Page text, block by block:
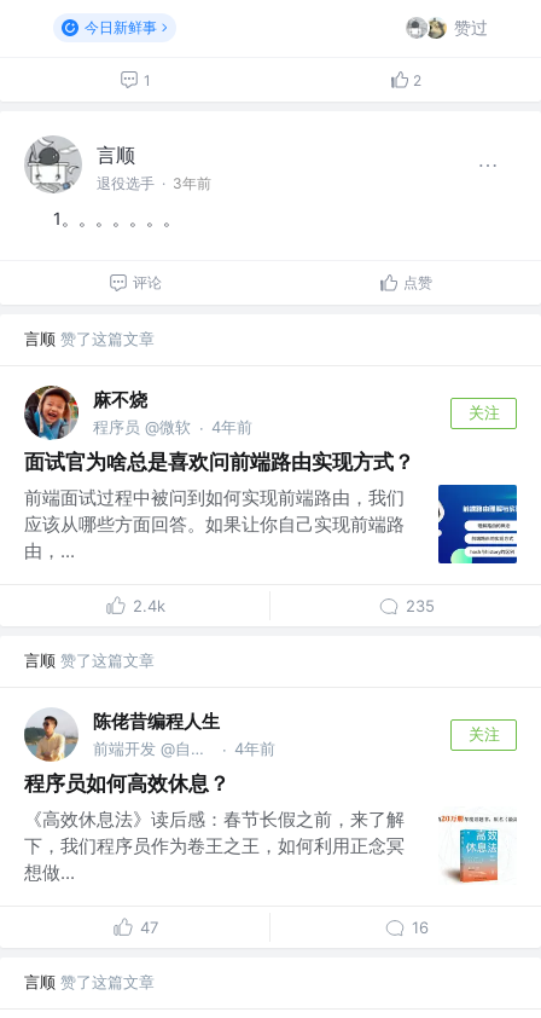
今日新鲜事 赞过
1 2
言顺
退役选手 · 3年前
1。。。。。。。
评论 点赞
言顺 赞了这篇文章
麻不烧
程序员 @微软 · 4年前
关注
面试官为啥总是喜欢问前端路由实现方式？
前端面试过程中被问到如何实现前端路由，我们
应该从哪些方面回答。如果让你自己实现前端路
由，...
2.4k 235
言顺 赞了这篇文章
陈佬昔编程人生
前端开发 @自由人 · 4年前
关注
程序员如何高效休息？
《高效休息法》读后感：春节长假之前，来了解
下，我们程序员作为卷王之王，如何利用正念冥
想做...
47 16
言顺 赞了这篇文章